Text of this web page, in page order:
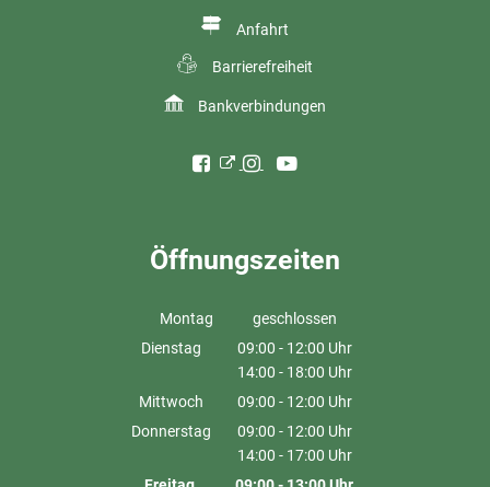
Anfahrt
Barrierefreiheit
Bankverbindungen
Öffnungszeiten
Montag
geschlossen
Dienstag
09:00 - 12:00 Uhr
Von 09:00 bis 12:00 Uhr
14:00 - 18:00 Uhr
Von 14:00 bis 18:00 Uhr
Mittwoch 09:00 - 12:00 Uhr
Von 09:00 bis 12:00 Uhr
Donnerstag 09:00 - 12:00 Uhr
Von 09:00 bis 12:00 Uhr
14:00 - 17:00 Uhr
Von 14:00 bis 17:00 Uhr